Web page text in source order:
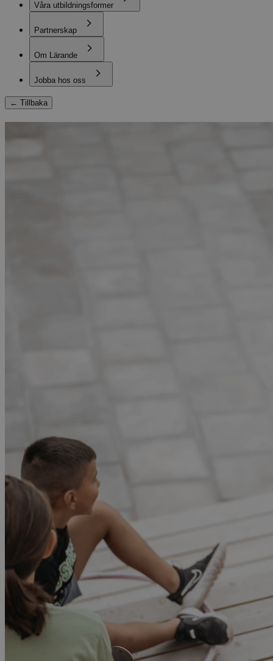
Våra utbildningsformer
Partnerskap
Om Lärande
Jobba hos oss
← Tillbaka